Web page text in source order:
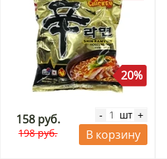
20%
158 руб.
198 руб.
- шт +
В корзину